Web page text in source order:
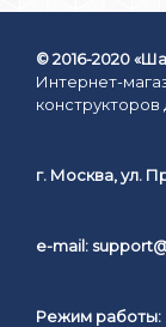
© 2016-2020
Интернет-
конструкторов
г. Москва, ул.
e-mail:
Режим работы: